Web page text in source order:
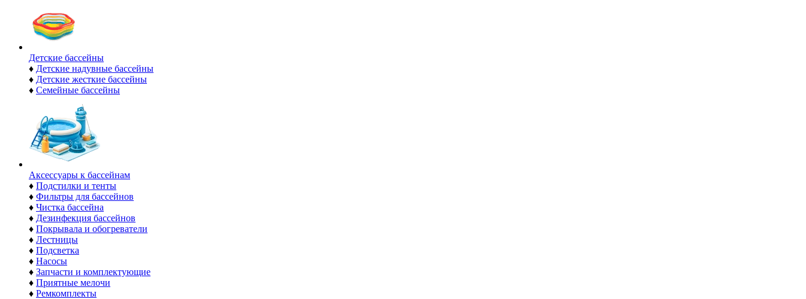
Детские бассейны
♦ Детские надувные бассейны
♦ Детские жесткие бассейны
♦ Семейные бассейны
Аксессуары к бассейнам
♦ Подстилки и тенты
♦ Фильтры для бассейнов
♦ Чистка бассейна
♦ Дезинфекция бассейнов
♦ Покрывала и обогреватели
♦ Лестницы
♦ Подсветка
♦ Насосы
♦ Запчасти и комплектующие
♦ Приятные мелочи
♦ Ремкомплекты